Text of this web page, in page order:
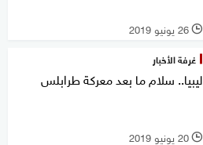
l 26 يونيو 2019
غرفة الأخبار
ليبيا.. سلام ما بعد معركة طرابلس
l 20 يونيو 2019